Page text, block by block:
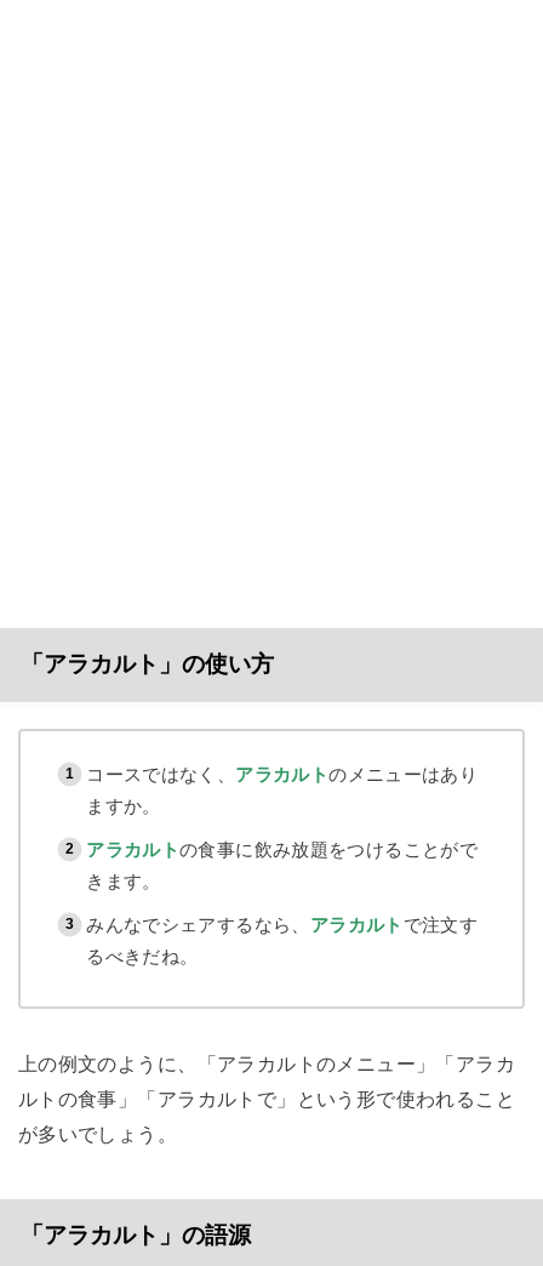
「アラカルト」の使い方
コースではなく、 アラカルトのメニューはあり
ますか。
アラカルトの食事に飲み放題をつけることがで
きます。
みんなでシェアするなら、 アラカルト で注文す
るべきだね。
上の例文のように、「アラカルトのメニュー」「アラカ
ルトの食事」「アラカルトで」という形で使われること
が多いでしょう。
「アラカルト」の語源